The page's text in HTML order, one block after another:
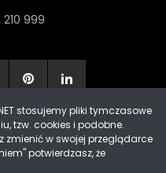
999
& decoPLANET
stosujemy pliki tymczasowe
tzw. cookies i podobne.
zmienić w swojej przeglądarce
potwierdzasz, że